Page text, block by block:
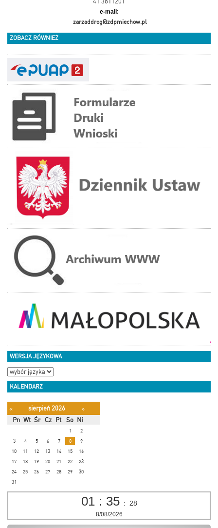
e-mail:
zarzaddrog@zdpmiechow.pl
ZOBACZ RÓWNIEŻ
WERSJA JĘZYKOWA
KALENDARZ
« sierpień 2026
»
Pn Wt Śr Cz Pt So Ni
1
2
3
4 5 6 7 8
9
10
11 12 13 14 15
16
17
18 19 20 21 22
23
24
25 26 27 28 29
30
31
01 : 35 : 28
8/08/2026